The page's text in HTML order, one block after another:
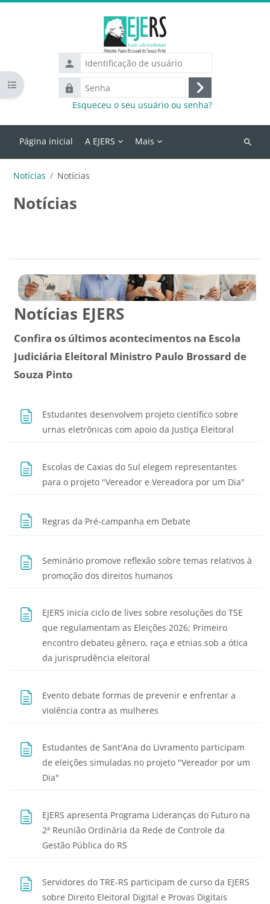
Identificação
de
usuário
Senha
Acessar
Esqueceu o seu usuário ou senha?
Página inicial A EJERS Mais
Buscar
Abrir índice do curso
Notícias Notícias
Notícias
Blocos
Contorno da seção
Notícias EJERS
Confira os últimos acontecimentos na Escola
Judiciária Eleitoral Ministro Paulo Brossard de
Souza Pinto
Estudantes desenvolvem projeto científico sobre
urnas eletrônicas com apoio da Justiça Eleitoral
Escolas de Caxias do Sul elegem representantes
para o projeto "Vereador e Vereadora por um Dia"
Regras da Pré-campanha em Debate
Seminário promove reflexão sobre temas relativos à
promoção dos direitos humanos
EJERS inicia ciclo de lives sobre resoluções do TSE
que regulamentam as Eleições 2026; Primeiro
encontro debateu gênero, raça e etnias sob a ótica
da jurisprudência eleitoral
Evento debate formas de prevenir e enfrentar a
violência contra as mulheres
Estudantes de Sant'Ana do Livramento participam
de eleições simuladas no projeto "Vereador por um
Dia"
EJERS apresenta Programa Lideranças do Futuro na
2ª Reunião Ordinária da Rede de Controle da
Gestão Pública do RS
Servidores do TRE-RS participam de curso da EJERS
sobre Direito Eleitoral Digital e Provas Digitais